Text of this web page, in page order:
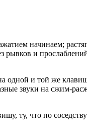
начинаем;
рывков и
одной и той же
звуки на сжим-
ту, что по